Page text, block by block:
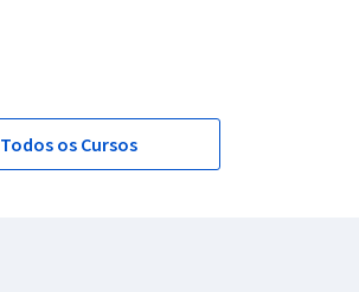
Todos os Cursos